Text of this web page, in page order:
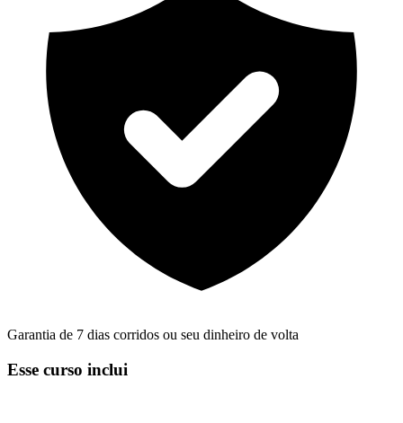
Garantia de 7 dias corridos ou seu dinheiro de volta
Esse curso inclui